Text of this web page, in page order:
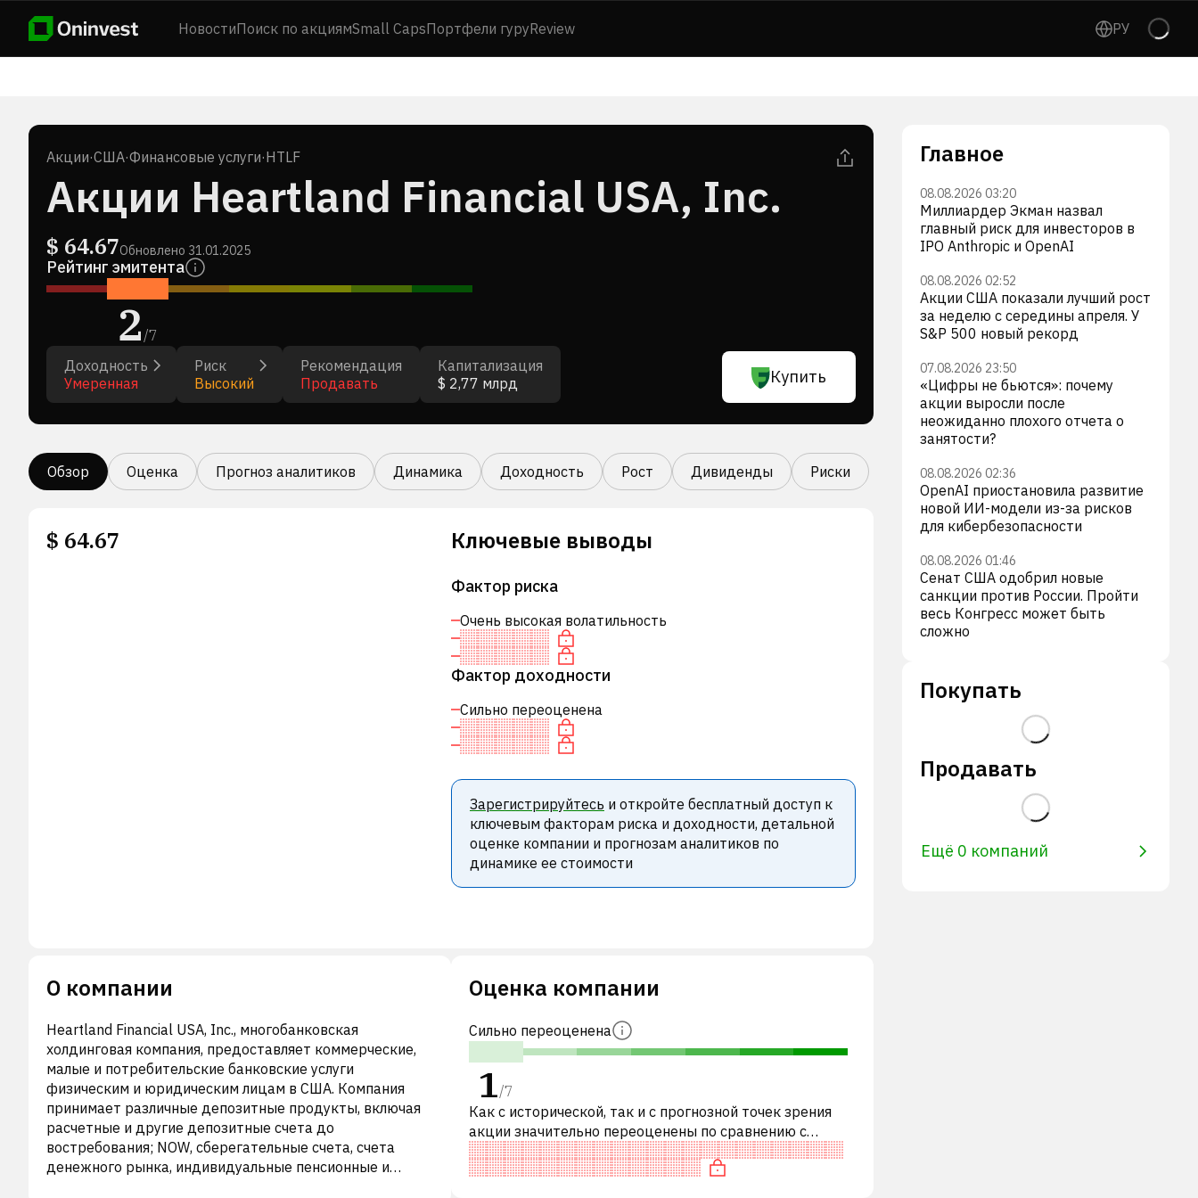
НовостиПоиск по акциямSmall CapsПортфели гуруReview РУ
Акции·США·Финансовые услуги·HTLF
Акции Heartland Financial USA, Inc.
$ 64.67Обновлено 31.01.2025
Рейтинг эмитента
2/7
Доходность
Умеренная
Риск
Высокий
Рекомендация
Продавать
Капитализация
$ 2,77 млрд
Купить
Обзор Оценка Прогноз аналитиков Динамика Доходность Рост Дивиденды Риски
$ 64.67 Ключевые выводы
Фактор риска
Очень высокая волатильность
Фактор доходности
Сильно переоценена
Зарегистрируйтесь и откройте бесплатный доступ к
ключевым факторам риска и доходности, детальной
оценке компании и прогнозам аналитиков по
динамике ее стоимости
О компании
Heartland Financial USA, Inc., многобанковская
холдинговая компания, предоставляет коммерческие,
малые и потребительские банковские услуги
физическим и юридическим лицам в США. Компания
принимает различные депозитные продукты, включая
расчетные и другие депозитные счета до
востребования; NOW, сберегательные счета, счета
денежного рынка, индивидуальные пенсионные и
Оценка компании
Сильно переоценена
1/7
Как с исторической, так и с прогнозной точек зрения
акции значительно переоценены по сравнению с
аналогичными акциями. В частности, акция «дорогая»
по P/E.
Главное
08.08.2026 03:20
Миллиардер Экман назвал
главный риск для инвесторов в
IPO Anthropic и OpenAI
08.08.2026 02:52
Акции США показали лучший рост
за неделю с середины апреля. У
S&P 500 новый рекорд
07.08.2026 23:50
«Цифры не бьются»: почему
акции выросли после
неожиданно плохого отчета о
занятости?
08.08.2026 02:36
OpenAI приостановила развитие
новой ИИ-модели из-за рисков
для кибербезопасности
08.08.2026 01:46
Сенат США одобрил новые
санкции против России. Пройти
весь Конгресс может быть
сложно
Покупать
Продавать
Ещё 0 компаний